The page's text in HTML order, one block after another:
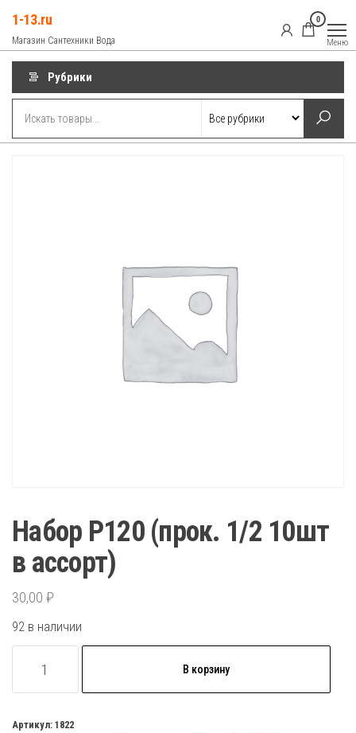
содержимому
1-13.ru
Магазин Сантехники Вода
0
Меню
Рубрики
Набор P120 (прок. 1/2 10шт
в ассорт)
30,00 ₽
92 в наличии
товара
P120
В корзину
Артикул: 1822